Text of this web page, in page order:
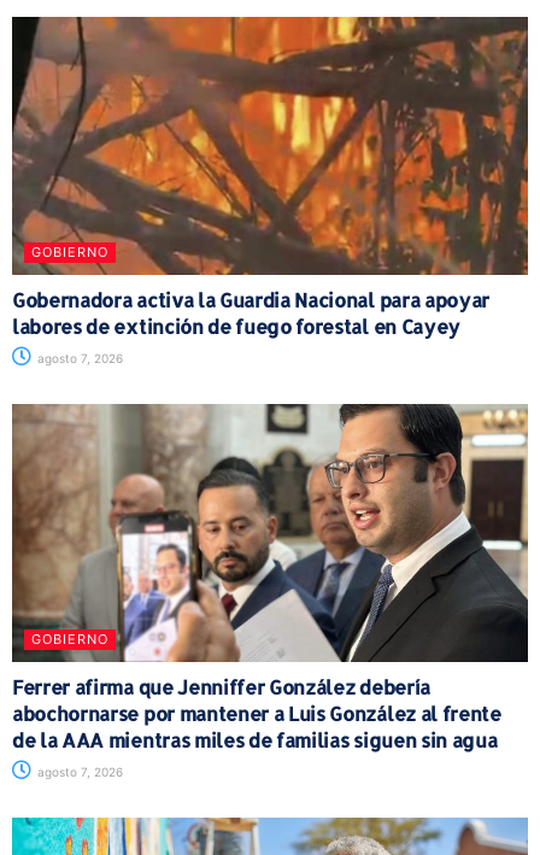
GOBIERNO
Gobernadora activa la Guardia Nacional para apoyar
labores de extinción de fuego forestal en Cayey
agosto 7, 2026
GOBIERNO
Ferrer afirma que Jenniffer González debería
abochornarse por mantener a Luis González al frente
de la AAA mientras miles de familias siguen sin agua
agosto 7, 2026